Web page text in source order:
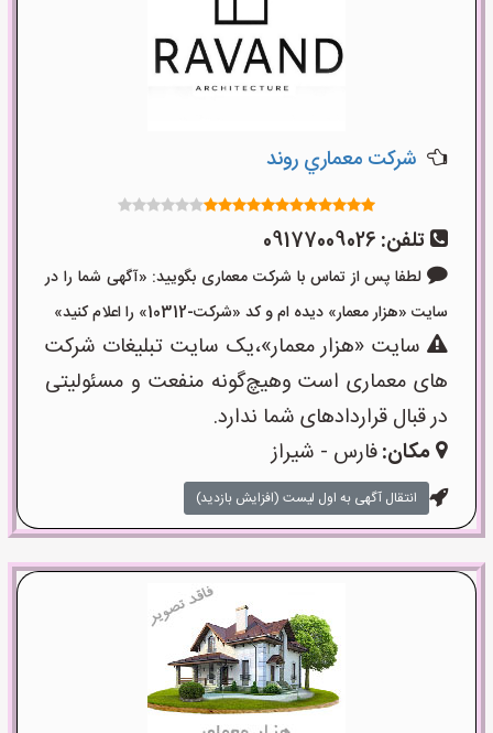
شركت معماري روند
تلفن: 09177009026
لطفا پس از تماس با شرکت معماری بگویید: «آگهی شما را در
سایت «هزار معمار» دیده ام و کد «شرکت-10312» را اعلام کنید»
سایت «هزار معمار»،یک سایت تبلیغات شرکت
های معماری است وهیچ‌گونه منفعت و مسئولیتی
در قبال قراردادهای شما ندارد.
مکان:فارس - شیراز
انتقال آگهی به اول لیست (افزایش بازدید)